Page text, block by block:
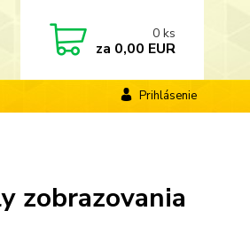
Prihlásenie
0 ks
za 0,00 EUR
zobrazovania